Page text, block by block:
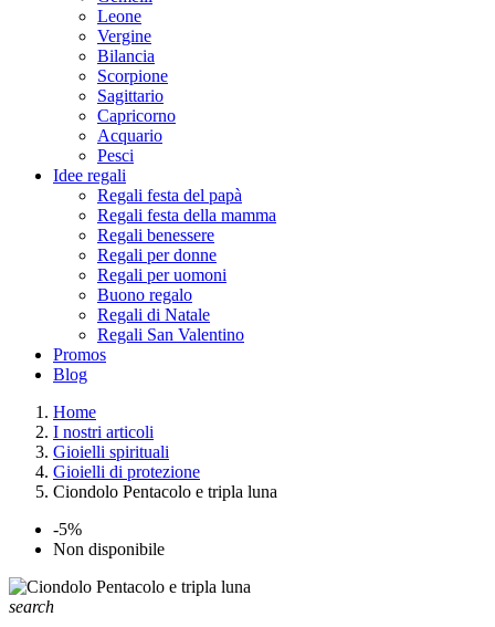
Leone
Vergine
Bilancia
Scorpione
Sagittario
Capricorno
Acquario
Pesci
Idee regali
Regali festa del papà
Regali festa della mamma
Regali benessere
Regali per donne
Regali per uomoni
Buono regalo
Regali di Natale
Regali San Valentino
Promos
Blog
Home
I nostri articoli
Gioielli spirituali
Gioielli di protezione
Ciondolo Pentacolo e tripla luna
-5%
Non disponibile
search